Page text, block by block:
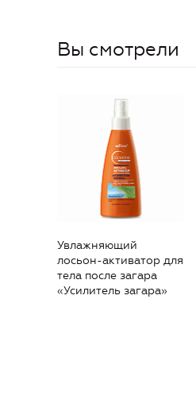
Вы смотрели
Увлажняющий
лосьон-активатор для
тела после загара
«Усилитель загара»